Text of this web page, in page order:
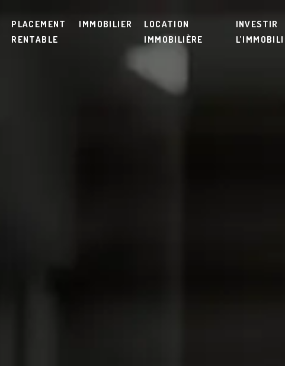
PLACEMENT IMMOBILIER
RENTABLE
LOCATION
IMMOBILIÈRE